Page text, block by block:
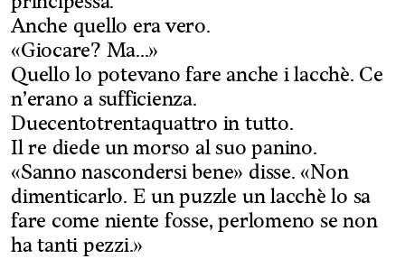
Anche quello era vero.
«Giocare? Ma...»
Quello lo potevano fare anche i lacchè. Ce
n’erano a sufficienza.
Duecentotrentaquattro in tutto.
Il re diede un morso al suo panino.
«Sanno nascondersi bene» disse. «Non
dimenticarlo. E un puzzle un lacchè lo sa
fare come niente fosse, perlomeno se non
ha tanti pezzi.»